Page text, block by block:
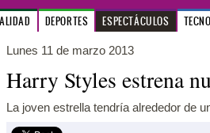
DEPORTES ESPECTÁCULOS
Lunes 11 de marzo 2013
Harry Styles estrena
La joven estrella tendría alrededor de